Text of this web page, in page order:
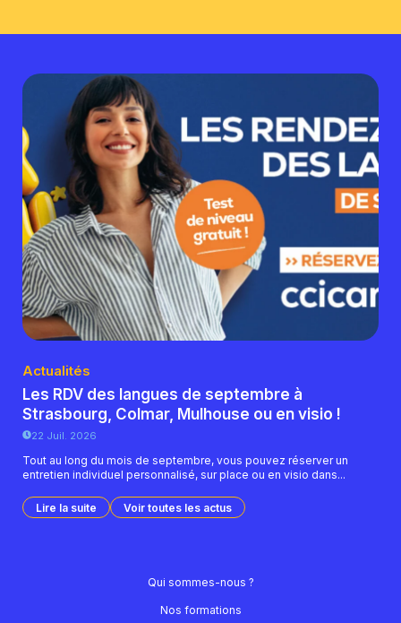
Qui sommes-nous ?
Nos formations
Actualités
Les RDV des langues de septembre à
Strasbourg, Colmar, Mulhouse ou en visio !
22 Juil. 2026
Tout au long du mois de septembre, vous pouvez réserver un
entretien individuel personnalisé, sur place ou en visio dans...
Lire la suite Voir toutes les actus